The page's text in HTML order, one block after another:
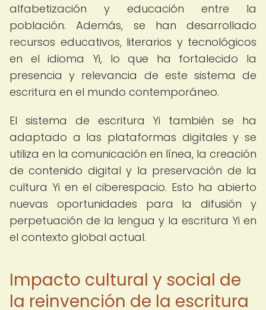
alfabetización y educación entre la
población. Además, se han desarrollado
recursos educativos, literarios y tecnológicos
en el idioma Yi, lo que ha fortalecido la
presencia y relevancia de este sistema de
escritura en el mundo contemporáneo.
El sistema de escritura Yi también se ha
adaptado a las plataformas digitales y se
utiliza en la comunicación en línea, la creación
de contenido digital y la preservación de la
cultura Yi en el ciberespacio. Esto ha abierto
nuevas oportunidades para la difusión y
perpetuación de la lengua y la escritura Yi en
el contexto global actual.
Impacto cultural y social de
la reinvención de la escritura